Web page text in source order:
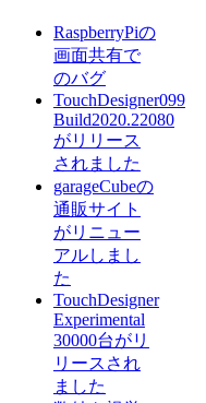
RaspberryPiの
画面共有で
のバグ
TouchDesigner099
Build2020.22080
がリリース
されました
garageCubeの
通販サイト
がリニュー
アルしまし
た
TouchDesigner
Experimental
30000台がリ
リースされ
ました